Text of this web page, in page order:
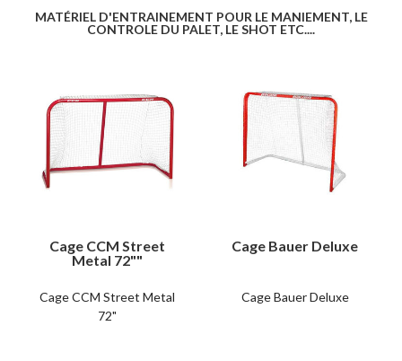
MATÉRIEL D'ENTRAINEMENT POUR LE MANIEMENT, LE
CONTROLE DU PALET, LE SHOT ETC....
Cage CCM Street
Metal 72""
Cage CCM Street Metal
72"
Cage Bauer Deluxe
Cage Bauer Deluxe